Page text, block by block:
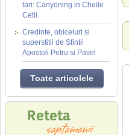
tari: Canyoning in Cheile
Cetii
Credinte, obiceiuri si
superstitii de Sfintii
Apostoli Petru si Pavel
Toate articolele